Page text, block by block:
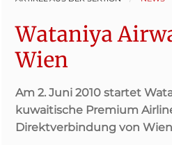
Wataniya
Wien
Am 2. Juni 2010 startet
kuwaitische Premium
Direktverbindung von